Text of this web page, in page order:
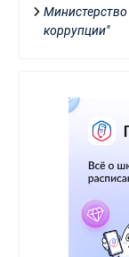
коррупции"